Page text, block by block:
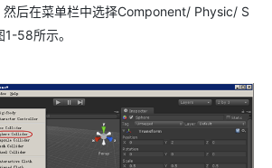
后在菜单栏中选择Component/ Physic/ S
58所示。